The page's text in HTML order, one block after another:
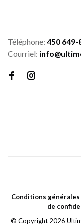
Téléphone: 450 649-
Courriel:
Conditions générales
de
© Copyright 2026